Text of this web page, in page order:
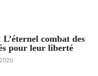
combat des
pour leur liberté